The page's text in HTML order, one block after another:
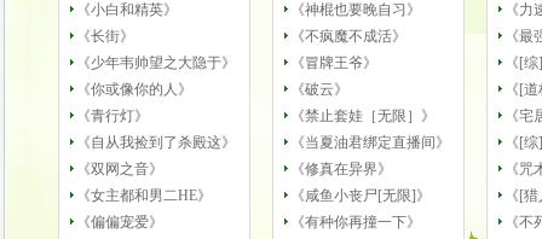
《小白和精英》
《长街》
《少年韦帅望之大隐于》
《你或像你的人》
《青行灯》
《自从我捡到了杀殿这》
《双网之音》
《女主都和男二HE》
《偏偏宠爱》
《神棍也要晚自习》
《不疯魔不成活》
《冒牌王爷》
《破云》
《禁止套娃［无限］》
《当夏油君绑定直播间》
《修真在异界》
《咸鱼小丧尸[无限]》
《有种你再撞一下》
《
《
《[
《[
《
《[
《
《[
《不